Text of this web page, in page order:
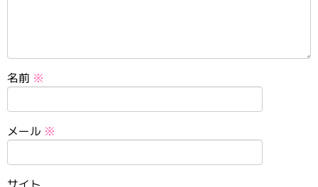
名前 ※
メール ※
サイト